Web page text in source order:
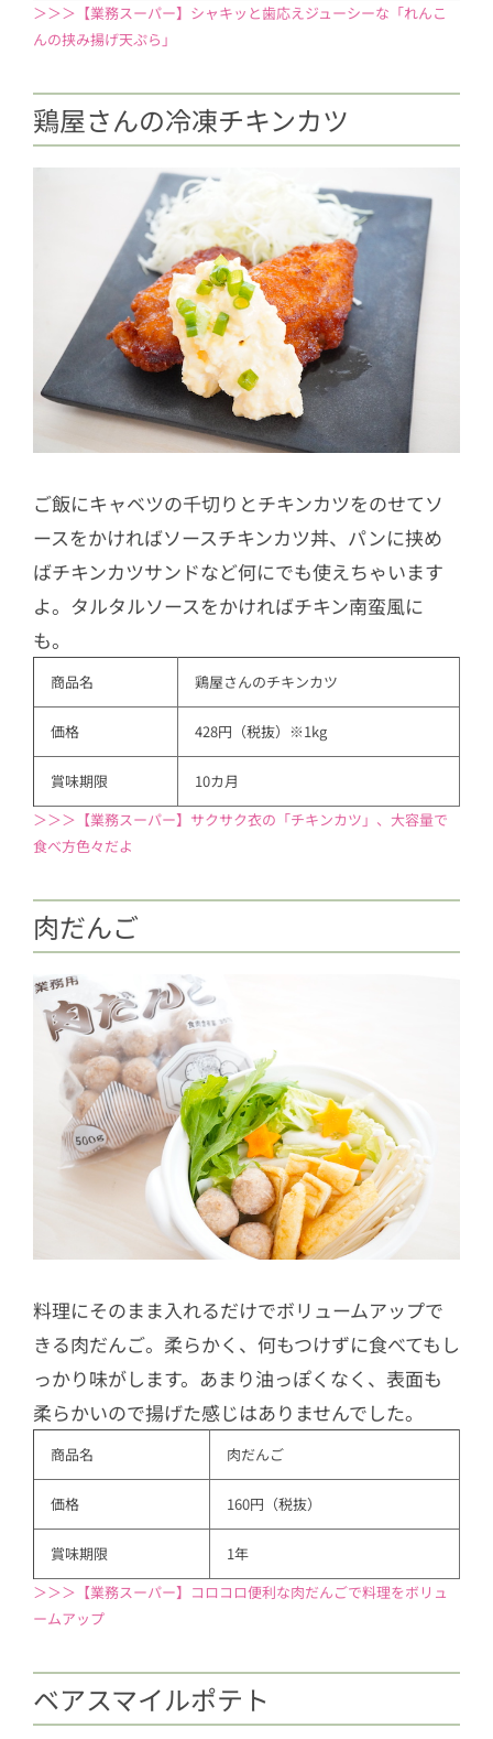
＞＞＞【業務スーパー】シャキッと歯応えジューシーな「れんこ
んの挟み揚げ天ぷら」
鶏屋さんの冷凍チキンカツ
ご飯にキャベツの千切りとチキンカツをのせてソ
ースをかければソースチキンカツ丼、パンに挟め
ばチキンカツサンドなど何にでも使えちゃいます
よ。タルタルソースをかければチキン南蛮風に
も。
商品名 鶏屋さんのチキンカツ
価格 428円（税抜）※1kg
賞味期限
10カ月
＞＞＞【業務スーパー】サクサク衣の「チキンカツ」、大容量で
食べ方色々だよ
肉だんご
料理にそのまま入れるだけでボリュームアップで
きる肉だんご。柔らかく、何もつけずに食べてもし
っかり味がします。あまり油っぽくなく、表面も
柔らかいので揚げた感じはありませんでした。
商品名 肉だんご
価格 160円（税抜）
賞味期限
1年
＞＞＞【業務スーパー】コロコロ便利な肉だんごで料理をボリュ
ームアップ
ベアスマイルポテト